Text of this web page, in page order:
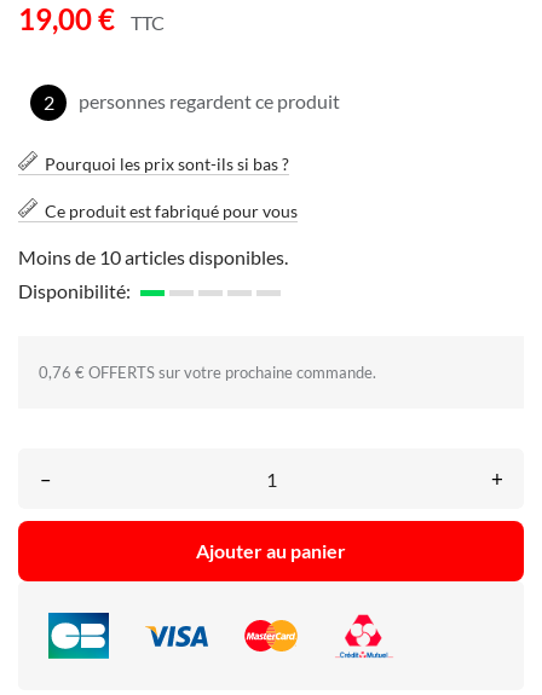
19,00 € TTC
2 personnes regardent ce produit
Pourquoi les prix sont-ils si bas ?
Ce produit est fabriqué pour vous
Moins de 10 articles disponibles.
Disponibilité:
0,76 € OFFERTS sur votre prochaine commande.
– +
Ajouter au panier